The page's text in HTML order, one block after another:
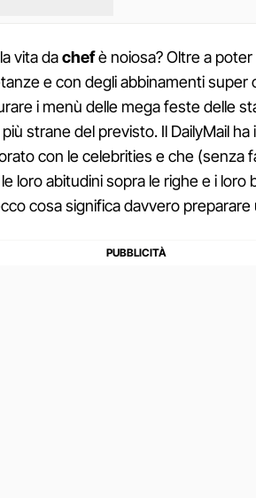
vita dachefè noiosa? Oltre a
e con degli abbinamenti super
i menù delle mega feste delle
strane del previsto. Il DailyMail
con le celebrities e che (senza
loro abitudini sopra le righe e i
cosa significa davvero preparare